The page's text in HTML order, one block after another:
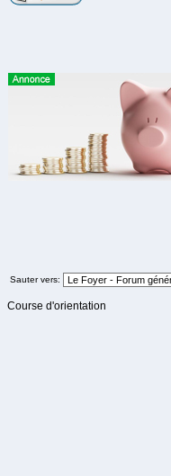
Sauter vers:
Course d'orientation